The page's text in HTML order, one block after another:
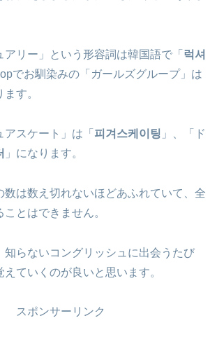
リー」という形容詞は韓国語で「 럭셔
でお馴染みの「ガールズグループ」は
ます。
スケート」は「 피겨스케이팅 」、「ド
」になります。
数は数え切れないほどあふれていて、全
とはできません。
知らないコングリッシュに出会うたび
ていくのが良いと思います。
スポンサーリンク